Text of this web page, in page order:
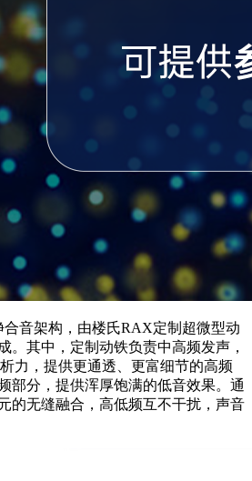
合音架构，由楼氏RAX定制超微型动
。其中，定制动铁负责中高频发声，
力，提供更通透、更富细节的高频
部分，提供浑厚饱满的低音效果。通
的无缝融合，高低频互不干扰，声音